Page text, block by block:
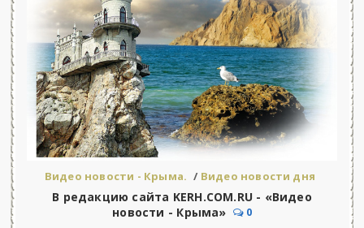
Видео новости - Крыма. / Видео новости дня
В редакцию сайта KERH.COM.RU - «Видео
новости - Крыма»
0